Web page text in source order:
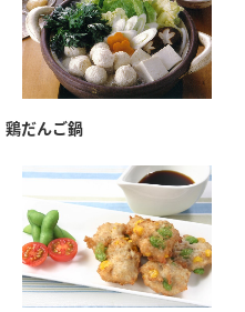
鶏だんご鍋